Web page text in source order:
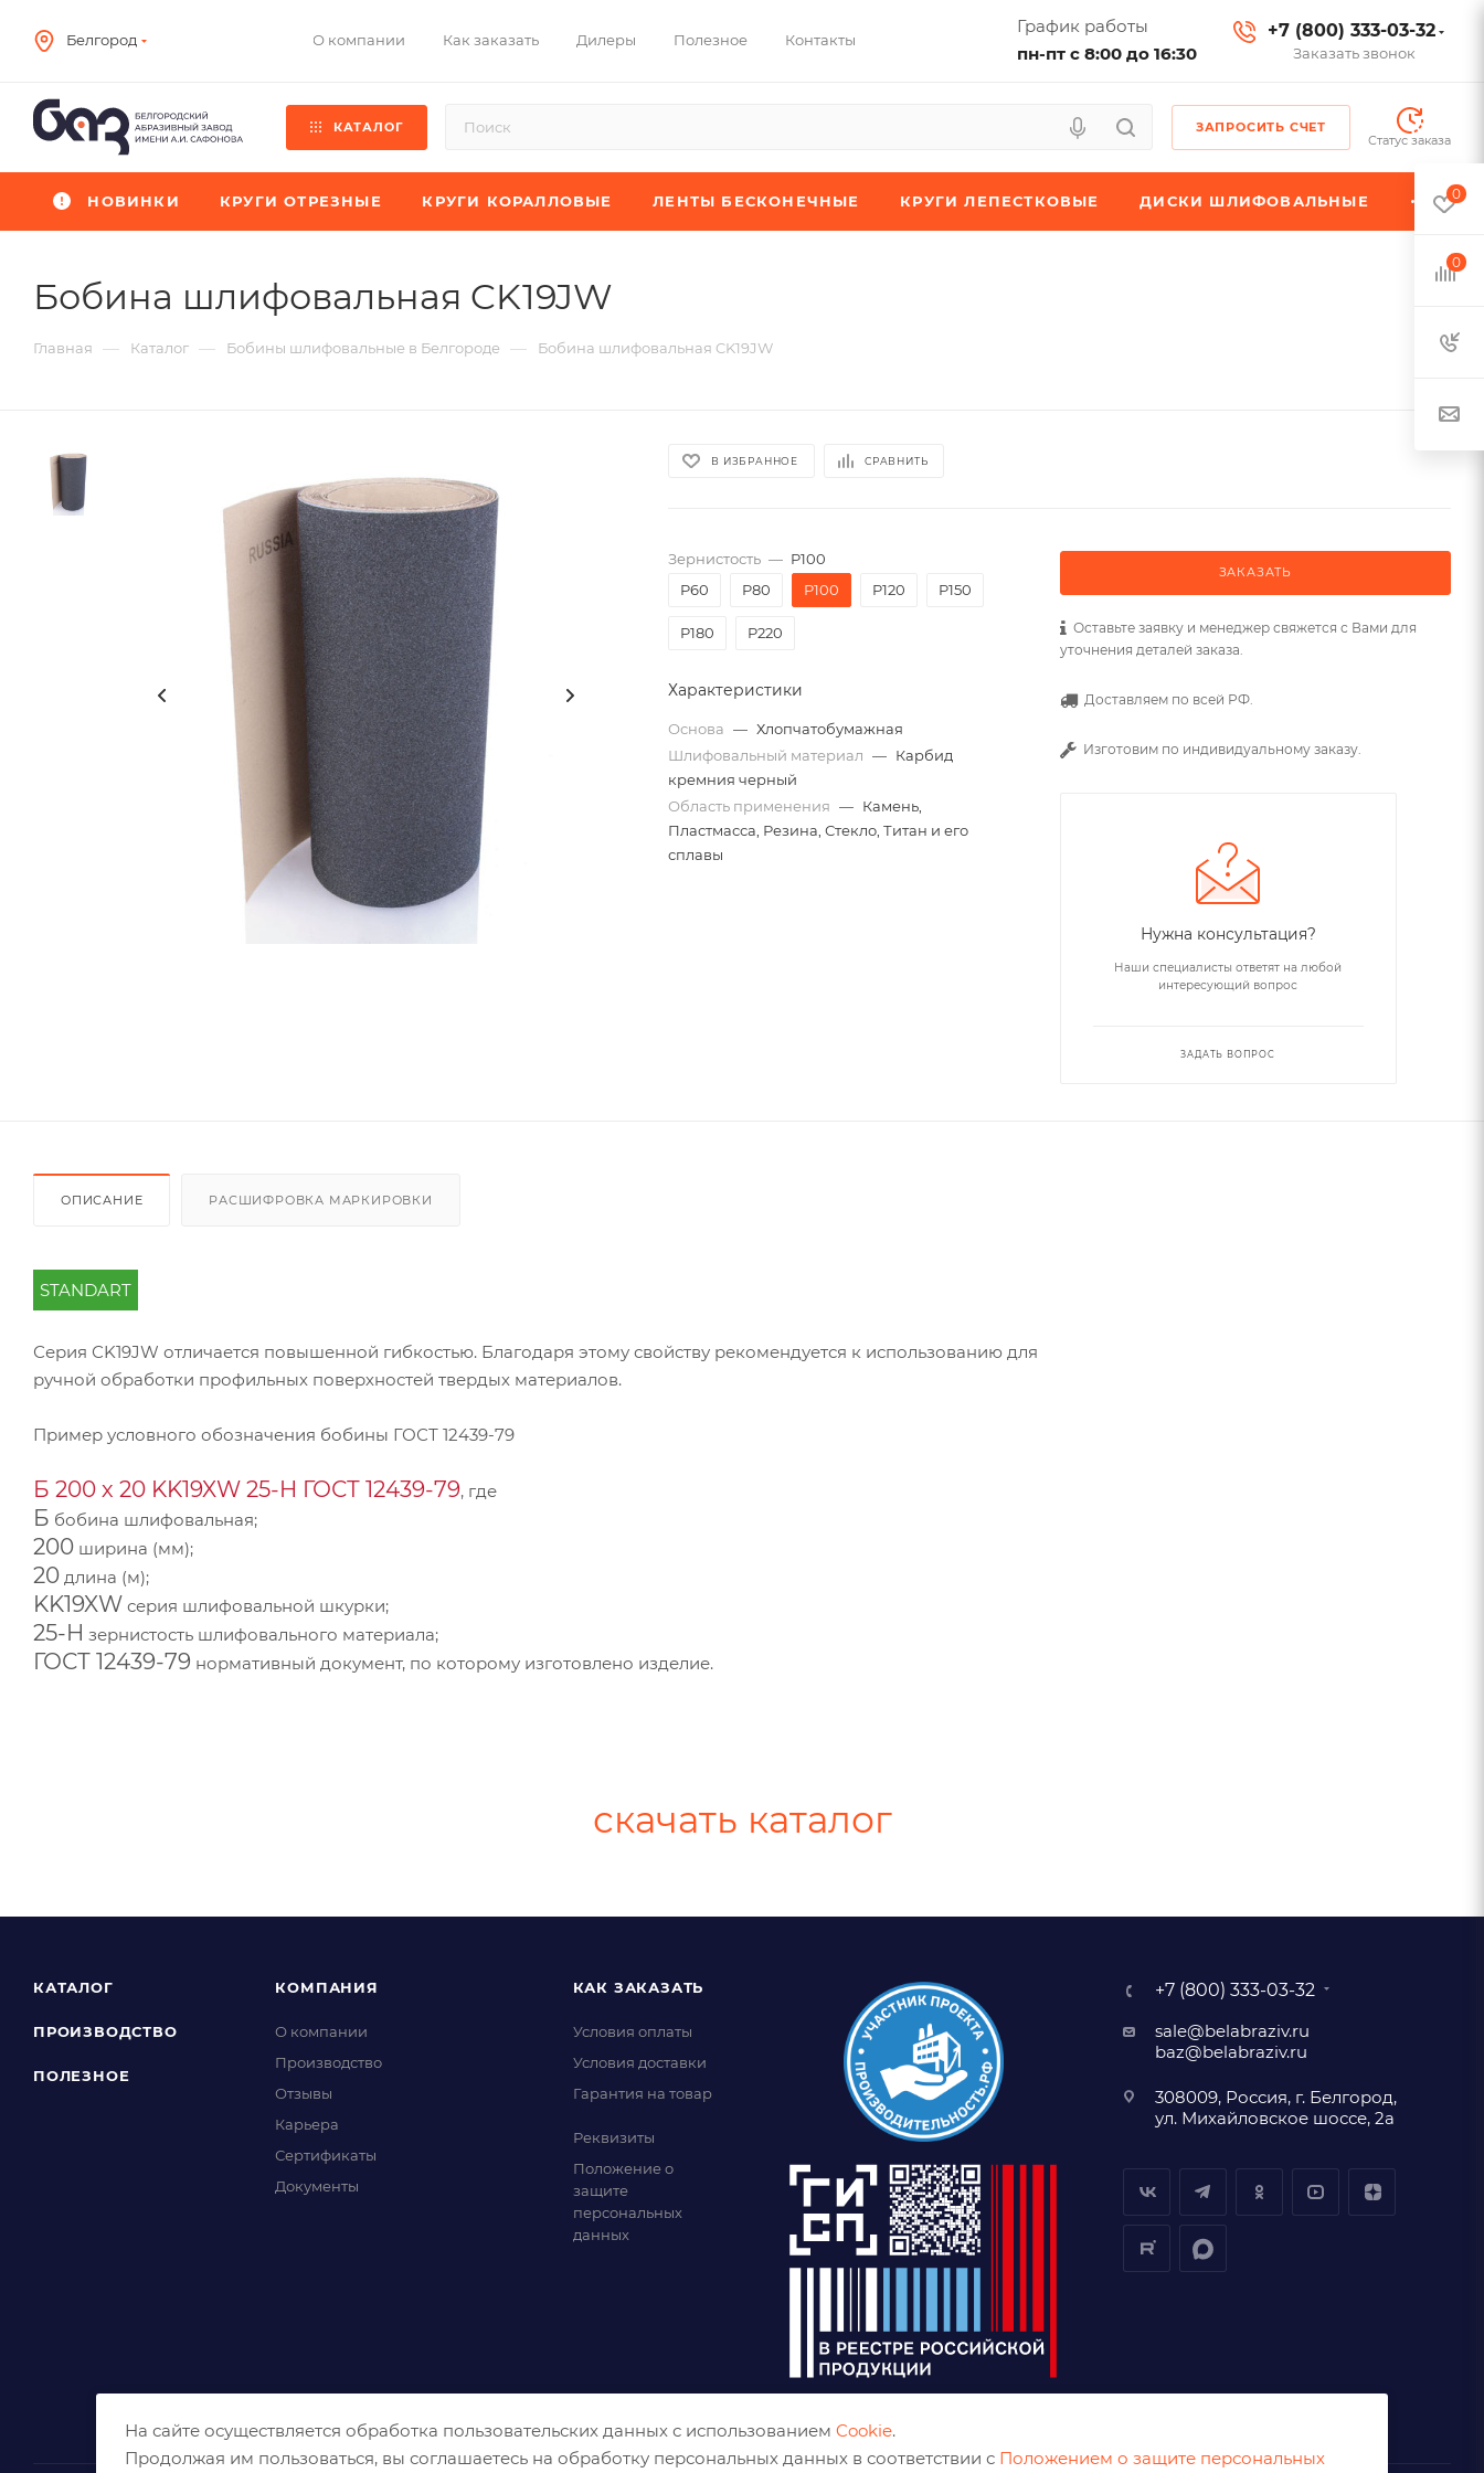
Белгород О компании Как заказать Дилеры Полезное Контакты
График работы
пн-пт с 8:00 до 16:30
+7 (800) 333-03-32
Заказать звонок
КАТАЛОГ
ЗАПРОСИТЬ СЧЕТ
Статус заказа
НОВИНКИ КРУГИ ОТРЕЗНЫЕ КРУГИ КОРАЛЛОВЫЕ ЛЕНТЫ БЕСКОНЕЧНЫЕ КРУГИ ЛЕПЕСТКОВЫЕ ДИСКИ ШЛИФОВАЛЬНЫЕ
Бобина шлифовальная CK19JW
Главная — Каталог — Бобины шлифовальные в Белгороде — Бобина шлифовальная CK19JW
В ИЗБРАННОЕ СРАВНИТЬ
Зернистость — P100
P60
P80 P100 P120 P150
P180 P220
Характеристики
Основа — Хлопчатобумажная
Шлифовальный материал — Карбид
кремния черный
Область применения — Камень,
Пластмасса, Резина, Стекло, Титан и его
сплавы
ЗАКАЗАТЬ
Оставьте заявку и менеджер свяжется с Вами для
уточнения деталей заказа.
Доставляем по всей РФ.
Изготовим по индивидуальному заказу.
Нужна консультация?
Наши специалисты ответят на любой
интересующий вопрос
ЗАДАТЬ ВОПРОС
ОПИСАНИЕ РАСШИФРОВКА МАРКИРОВКИ
STANDART
Серия СK19JW отличается повышенной гибкостью. Благодаря этому свойству рекомендуется к использованию для
ручной обработки профильных поверхностей твердых материалов.
Пример условного обозначения бобины ГОСТ 12439-79
Б 200 х 20 KK19XW 25-H ГОСТ 12439-79, где
Б бобина шлифовальная;
200 ширина (мм);
20 длина (м);
KK19XW серия шлифовальной шкурки;
25-H зернистость шлифовального материала;
ГОСТ 12439-79 нормативный документ, по которому изготовлено изделие.
скачать каталог
КАТАЛОГ
ПРОИЗВОДСТВО
ПОЛЕЗНОЕ
КОМПАНИЯ
О компании
Производство
Отзывы
Карьера
Сертификаты
Документы
КАК ЗАКАЗАТЬ
Условия оплаты
Условия доставки
Гарантия на товар
Реквизиты
Положение о
защите
персональных
данных
+7 (800) 333-03-32
sale@belabraziv.ru
baz@belabraziv.ru
308009, Россия, г. Белгород,
ул. Михайловское шоссе, 2а
0
0
На сайте осуществляется обработка пользовательских данных с использованием Cookie.
Продолжая им пользоваться, вы соглашаетесь на обработку персональных данных в соответствии с Положением о защите персональных